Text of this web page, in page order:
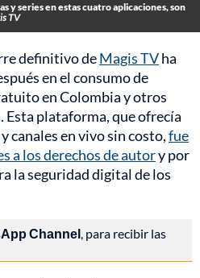
y series en estas cuatro aplicaciones, son
TV
definitivo deMagis TVha
en el consumo de
en Colombia y otros
Esta plataforma, que ofrecía
canales en vivo sin costo,fue
a los derechos de autory por
la seguridad digital de los
Channel, para recibir las